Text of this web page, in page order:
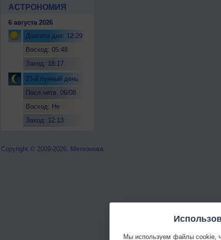
АСТРОНОМИЯ
6 августа 2026
Долгота дня: 12:29
Восход: 05:48
Заход: 18:17
23-й лунный день
Посл.четв. 06/08
Восход: Не
Заход: 12:13
Copyright © 2009-2026, Метеонова
Мы используем файлы cookie,